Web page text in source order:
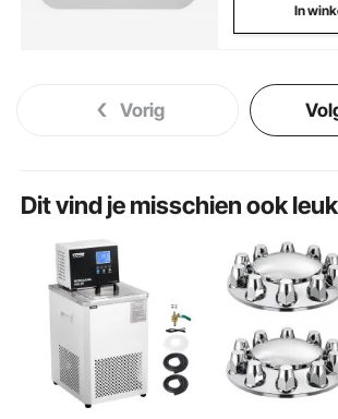
In
Vorig
Dit vind je misschien ook leuk